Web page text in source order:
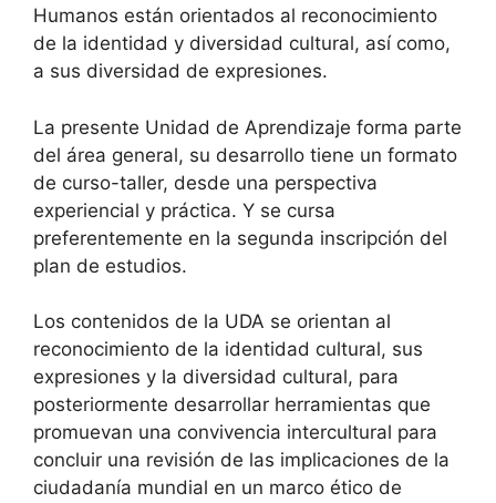
Humanos están orientados al reconocimiento
de la identidad y diversidad cultural, así como,
a sus diversidad de expresiones.
La presente Unidad de Aprendizaje forma parte
del área general, su desarrollo tiene un formato
de curso-taller, desde una perspectiva
experiencial y práctica. Y se cursa
preferentemente en la segunda inscripción del
plan de estudios.
Los contenidos de la UDA se orientan al
reconocimiento de la identidad cultural, sus
expresiones y la diversidad cultural, para
posteriormente desarrollar herramientas que
promuevan una convivencia intercultural para
concluir una revisión de las implicaciones de la
ciudadanía mundial en un marco ético de